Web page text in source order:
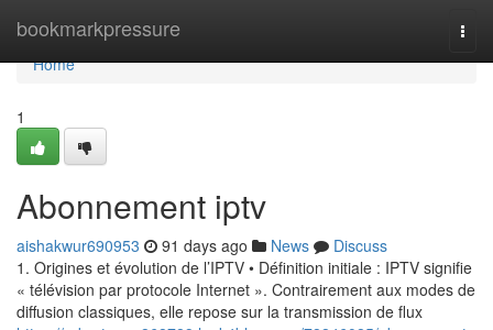
bookmarkpressure
Home
Home
1
Abonnement iptv
aishakwur690953 91 days ago News
Discuss
1. Origines et évolution de l’IPTV • Définition initiale : IPTV signifie
« télévision par protocole Internet ». Contrairement aux modes de
diffusion classiques, elle repose sur la transmission de flux